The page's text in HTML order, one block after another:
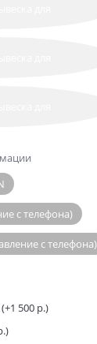
с телефона)
с телефона)
500 р.)